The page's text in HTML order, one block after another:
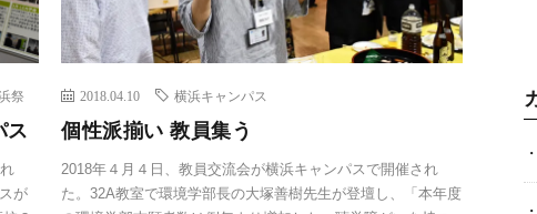
祭
ス
が
2018.04.10 横浜キャンパス
個性派揃い 教員集う
2018年４月４日、教員交流会が横浜キャンパスで開催され
た。32A教室で環境学部長の大塚善樹先生が登壇し、「本年度